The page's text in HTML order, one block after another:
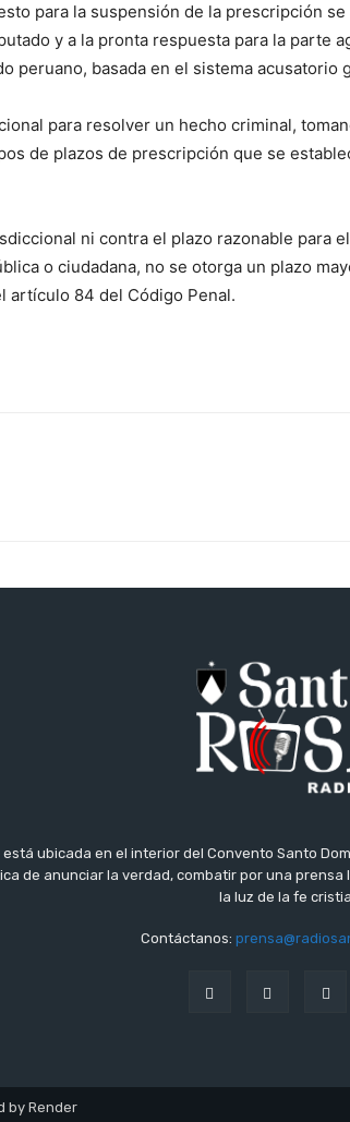
para la suspensión de la prescripción
y a la pronta respuesta para la parte
peruano, basada en el sistema acusatorio
para resolver un hecho criminal,
de plazos de prescripción que se
ni contra el plazo razonable para
o ciudadana, no se otorga un plazo
artículo 84 del Código Penal.
está ubicada en el interior del Convento Santo
de anunciar la verdad, combatir por una
la luz de la fe
Contáctanos:
by Render